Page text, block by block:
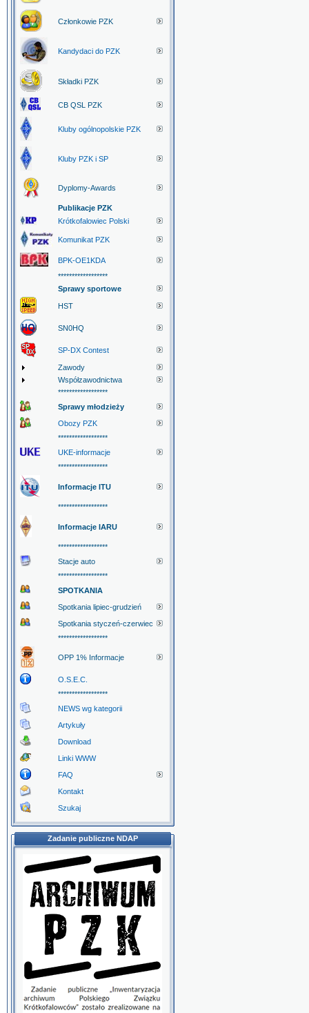
Członkowie PZK
Kandydaci do PZK
Składki PZK
CB QSL PZK
Kluby ogólnopolskie PZK
Kluby PZK i SP
Dyplomy-Awards
Publikacje PZK
Krótkofalowiec Polski
Komunikat PZK
BPK-OE1KDA
******************
Sprawy sportowe
HST
SN0HQ
SP-DX Contest
Zawody
Współzawodnictwa
******************
Sprawy młodzieży
Obozy PZK
******************
UKE-informacje
******************
Informacje ITU
******************
Informacje IARU
******************
Stacje auto
******************
SPOTKANIA
Spotkania lipiec-grudzień
Spotkania styczeń-czerwiec
******************
OPP 1% Informacje
O.S.E.C.
******************
NEWS wg kategorii
Artykuły
Download
Linki WWW
FAQ
Kontakt
Szukaj
Zadanie publiczne NDAP